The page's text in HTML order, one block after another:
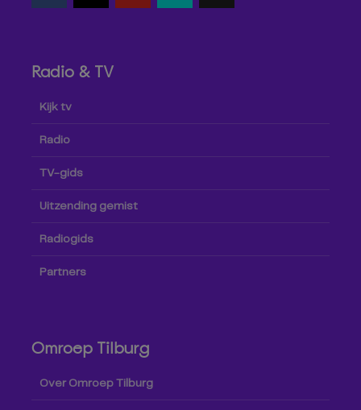
Radio & TV
Kijk tv
Radio
TV-gids
Uitzending gemist
Radiogids
Partners
Omroep Tilburg
Over Omroep Tilburg